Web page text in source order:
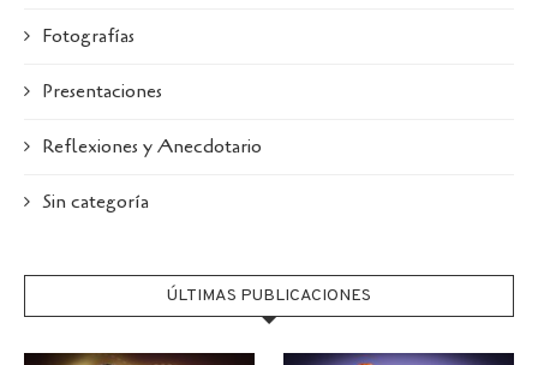
Fotografías
Presentaciones
Reflexiones y Anecdotario
Sin categoría
ÚLTIMAS PUBLICACIONES